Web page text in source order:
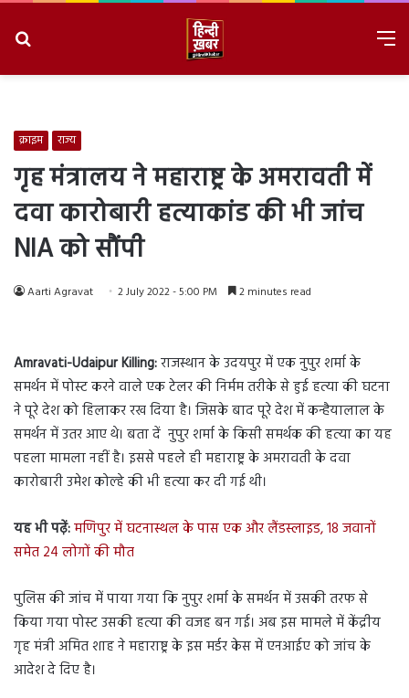
क्राइम राज्य
गृह मंत्रालय ने महाराष्ट्र के अमरावती में
दवा कारोबारी हत्याकांड की भी जांच
NIA को सौंपी
Aarti Agravat 2 July 2022 - 5:00 PM 2 minutes read
Amravati-Udaipur Killing:राजस्थान के उदयपुर में एक नुपुर शर्मा के
समर्थन में पोस्ट करने वाले एक टेलर की निर्मम तरीके से हुई हत्या की घटना
ने पूरे देश को हिलाकर रख दिया है। जिसके बाद पूरे देश में कन्हैयालाल के
समर्थन में उतर आए थे। बता दें नुपुर शर्मा के किसी समर्थक की हत्या का यह
पहला मामला नहीं है। इससे पहले ही महाराष्ट्र के अमरावती के दवा
कारोबारी उमेश कोल्हे की भी हत्या कर दी गई थी।
यह भी पढ़ें:मणिपुर में घटनास्थल के पास एक और लैंडस्लाइड, 18 जवानों
समेत 24 लोगों की मौत
पुलिस की जांच में पाया गया कि नुपुर शर्मा के समर्थन में उसकी तरफ से
किया गया पोस्ट उसकी हत्या की वजह बन गई। अब इस मामले में केंद्रीय
गृह मंत्री अमित शाह ने महाराष्ट्र के इस मर्डर केस में एनआईए को जांच के
आदेश दे दिए है।